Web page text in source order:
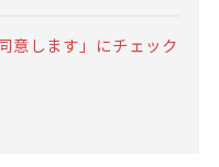
意します」にチェック